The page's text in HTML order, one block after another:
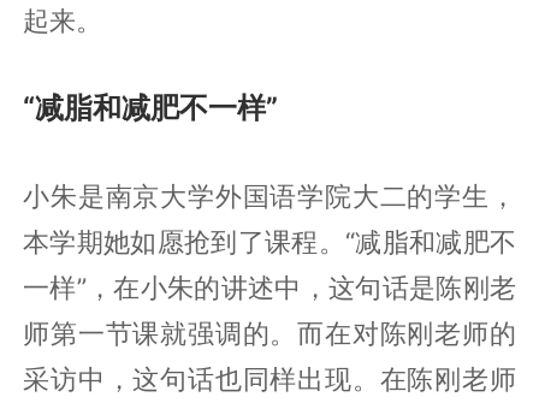
起来。
“减脂和减肥不一样”
小朱是南京大学外国语学院大二的学生，
本学期她如愿抢到了课程。“减脂和减肥不
一样”，在小朱的讲述中，这句话是陈刚老
师第一节课就强调的。而在对陈刚老师的
采访中，这句话也同样出现。在陈刚老师